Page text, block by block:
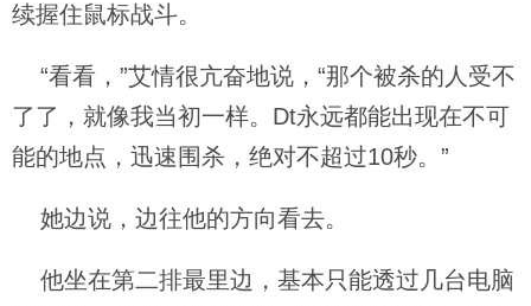
续握住鼠标战斗。
“看看，”艾情很亢奋地说，“那个被杀的人受不
了了，就像我当初一样。Dt永远都能出现在不可
能的地点，迅速围杀，绝对不超过10秒。”
她边说，边往他的方向看去。
他坐在第二排最里边，基本只能透过几台电脑